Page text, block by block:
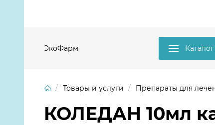
ЭкоФарм Каталог
Товары и услуги Препараты для
КОЛЕДАН 10мл